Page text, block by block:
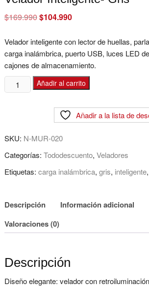
$169.990Original
price
$169.990.
$104.990Current
$104.990.
Velador inteligente con lector de huellas,
carga inalámbrica, puerto USB, luces LED
cajones de almacenamiento.
Velador
Inteligente-
Añadir al carrito
Añadir a la lista de
SKU: N-MUR-020
Categorías: Tododescuento, Veladores
Etiquetas: carga inalámbrica, gris, inteligente,
Descripción
Información adicional
Valoraciones (0)
Descripción
Diseño elegante: velador con